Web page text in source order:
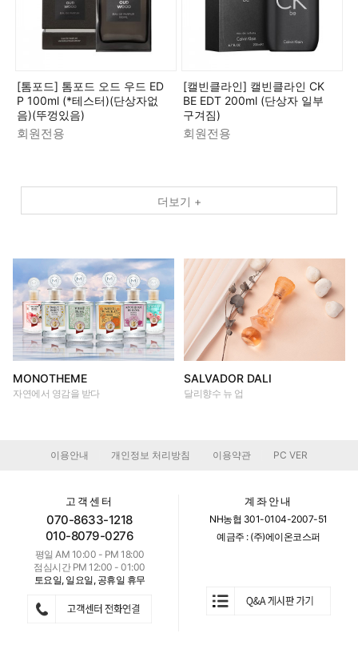
[톰포드] 톰포드 오드 우드 ED
P 100ml (*테스터)(단상자없
음)(뚜껑있음)
회원전용
[캘빈클라인] 캘빈클라인 CK
BE EDT 200ml (단상자 일부
구겨짐)
회원전용
더보기 +
MONOTHEME
자연에서 영감을 받다
SALVADOR DALI
달리향수 뉴 업
이용안내 개인정보 처리방침 이용약관 PC VER
고객센터
070-8633-1218
010-8079-0276
평일 AM 10:00 - PM 18:00
점심시간 PM 12:00 - 01:00
토요일, 일요일, 공휴일 휴무
계좌안내
NH농협 301-0104-2007-51
예금주 : (주)에이온코스퍼